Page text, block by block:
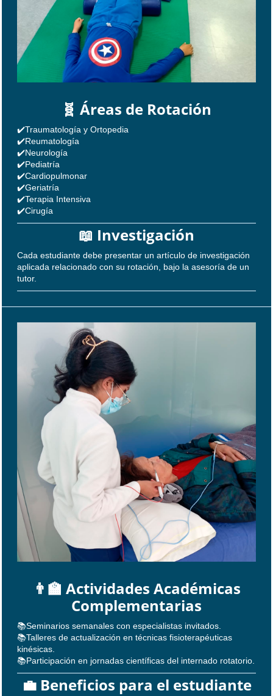
🧬 Áreas de Rotación
✔️Traumatología y Ortopedia
✔️Reumatología
✔️Neurología
✔️Pediatría
✔️Cardiopulmonar
✔️Geriatría
✔️Terapia Intensiva
✔️Cirugía
📖 Investigación
Cada estudiante debe presentar un artículo de investigación
aplicada relacionado con su rotación, bajo la asesoría de un
tutor.
👨‍🏫 Actividades Académicas
Complementarias
📚Seminarios semanales con especialistas invitados.
📚Talleres de actualización en técnicas fisioterapéuticas
kinésicas.
📚Participación en jornadas científicas del internado rotatorio.
💼 Beneficios para el estudiante